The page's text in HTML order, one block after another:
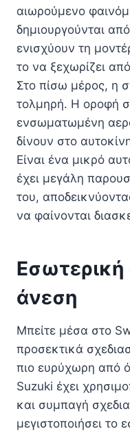
αιωρούμενο
δημιουργούνται
ενισχύουν τη
το να ξεχωρίζει
Στο πίσω μέρος, η
τολμηρή. Η οροφή
ενσωματωμένη
δίνουν στο
Είναι ένα μικρό
έχει μεγάλη
του,
να φαίνονται
Εσωτερική
άνεση
Μπείτε μέσα στο
προσεκτικά
πιο ευρύχωρη από
Suzuki έχει
και συμπαγή
μεγιστοποιήσει το